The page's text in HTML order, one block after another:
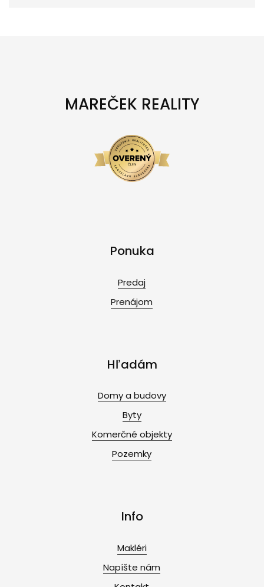
MAREČEK REALITY
Ponuka
Predaj
Prenájom
Hľadám
Domy a budovy
Byty
Komerčné objekty
Pozemky
Info
Makléri
Napíšte nám